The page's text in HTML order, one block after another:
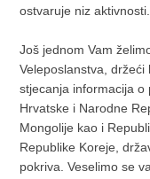
ostvaruje niz aktivnosti.
Još jednom Vam
Veleposlanstva,
stjecanja informacija o
Hrvatske i Narodne
Mongolije kao i
Republike Koreje,
pokriva. Veselimo se